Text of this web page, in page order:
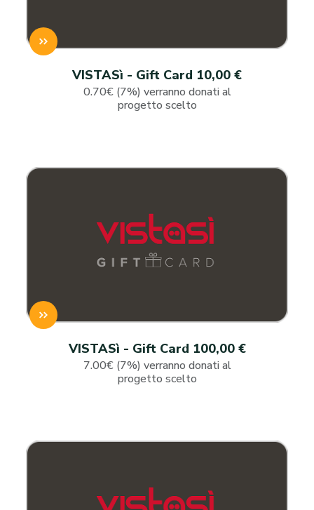
VISTASì - Gift Card 10,00 €
0.70€ (7%) verranno donati al
progetto scelto
VISTASì - Gift Card 100,00 €
7.00€ (7%) verranno donati al
progetto scelto